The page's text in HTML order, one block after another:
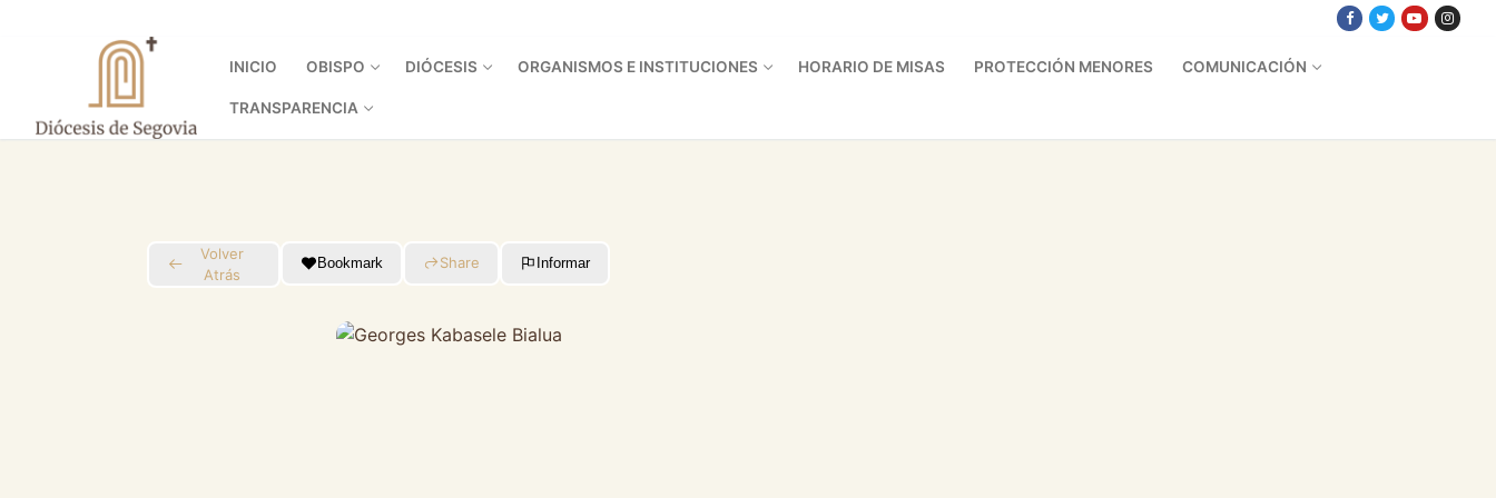
INICIO OBISPO DIÓCESIS ORGANISMOS E INSTITUCIONES HORARIO DE MISAS PROTECCIÓN MENORES COMUNICACIÓN
TRANSPARENCIA
Volver
Atrás
Bookmark Share Informar